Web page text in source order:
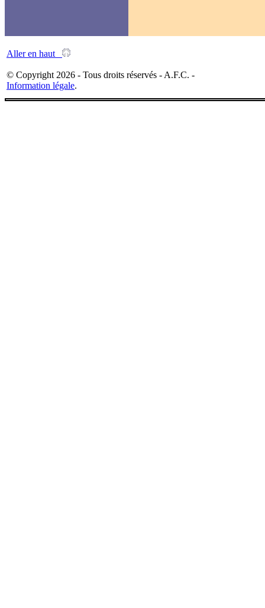
Aller en haut
© Copyright 2026 - Tous droits réservés - A.F.C. -
Information légale.